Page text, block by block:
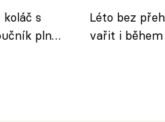
s
plný
Léto bez
vařit i